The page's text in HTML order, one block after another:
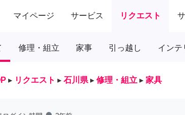
マイページ サービス リクエスト
修理・組立 家事 引っ越し インテ
▸ リクエスト ▸ 石川県 ▸ 修理・組立 ▸ 家具